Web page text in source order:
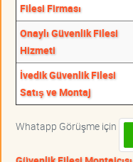
Filesi Firması
Onaylı Güvenlik Filesi
Hizmeti
İvedik Güvenlik Filesi
Satış ve Montaj
Whatapp Görüşme için